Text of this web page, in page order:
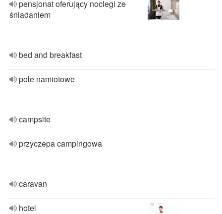
pensjonat oferujący noclegi ze
śniadaniem
bed and breakfast
pole namiotowe
campsite
przyczepa campingowa
caravan
hotel